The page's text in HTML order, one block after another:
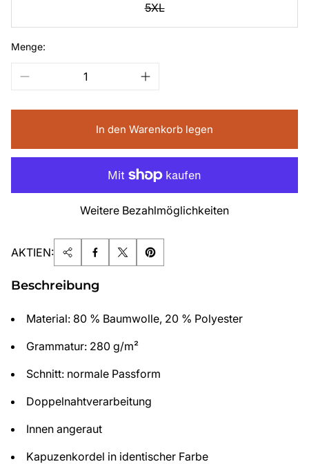
5XL
Menge:
In den Warenkorb legen
Weitere Bezahlmöglichkeiten
AKTIEN:
Beschreibung
Material: 80 % Baumwolle, 20 % Polyester
Grammatur: 280 g/m²
Schnitt: normale Passform
Doppelnahtverarbeitung
Innen angeraut
Kapuzenkordel in identischer Farbe